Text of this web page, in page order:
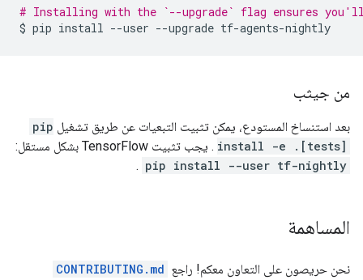
# Installing with the `--upgrade` flag ensures
$ pip install --user --upgrade
من جيثب
بعد استنساخ المستودع، يمكن تثبيت التبعيات عن طريق تشغيل pip
install -e .[tests] . يجب تثبيت TensorFlow بشكل مستقل:
pip install --user tf-nightly
.
المساهمة
نحن حريصون على التعاون معكم! راجع CONTRIBUTING.md